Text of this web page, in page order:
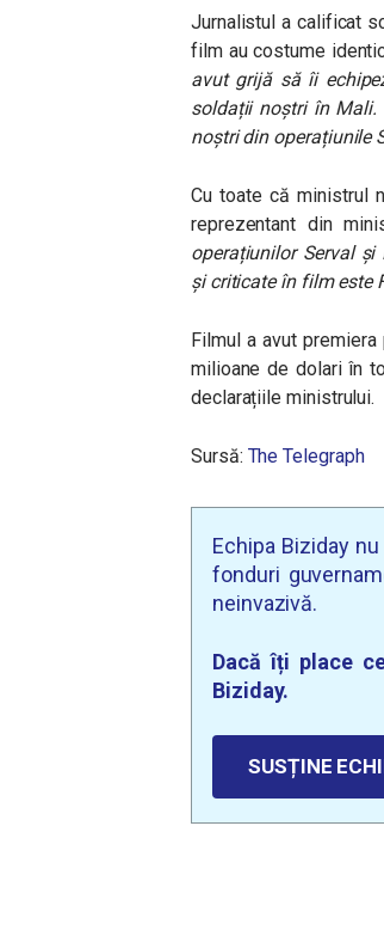
Jurnalistul a calificat
film au costume
avut grijă să îi
soldații noștri în
noștri din operațiunile
Cu toate că ministrul
reprezentant din
operațiunilor Serval și
și criticate în film este
Filmul a avut
milioane de dolari în
declarațiile ministrului.
Sursă: The Telegraph
Echipa Biziday
fonduri
neinvazivă.
Dacă îți place
Biziday.
SUSȚINE